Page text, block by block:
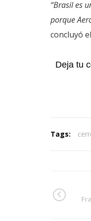
“Brasil es
porque
concluyó
Deja tu
Tags: